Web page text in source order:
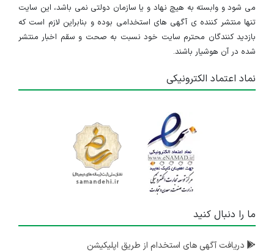
می شود و وابسته به هیچ نهاد و یا سازمان دولتی نمی باشد، این سایت
تنها منتشر کننده ی آگهی های استخدامی بوده و بنابراین لازم است که
بازدید کنندگان محترم سایت خود نسبت به صحت و سقم اخبار منتشر
شده در آن هوشیار باشند.
نماد اعتماد الکترونیکی
ما را دنبال کنید
دریافت آگهی های استخدام از طریق اپلیکیشن